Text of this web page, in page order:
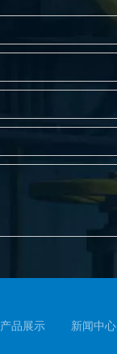
产品展示 新闻中心